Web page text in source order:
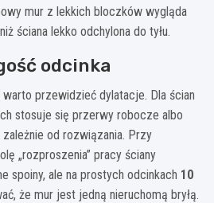
mur z lekkich bloczków wygląda
ściana lekko odchylona do tyłu.
odcinka
przewidzieć dylatacje. Dla ścian
stosuje się przerwy robocze albo
zależnie od rozwiązania. Przy
„rozproszenia” pracy ściany
spoiny, ale na prostych odcinkach 10
że mur jest jedną nieruchomą bryłą.